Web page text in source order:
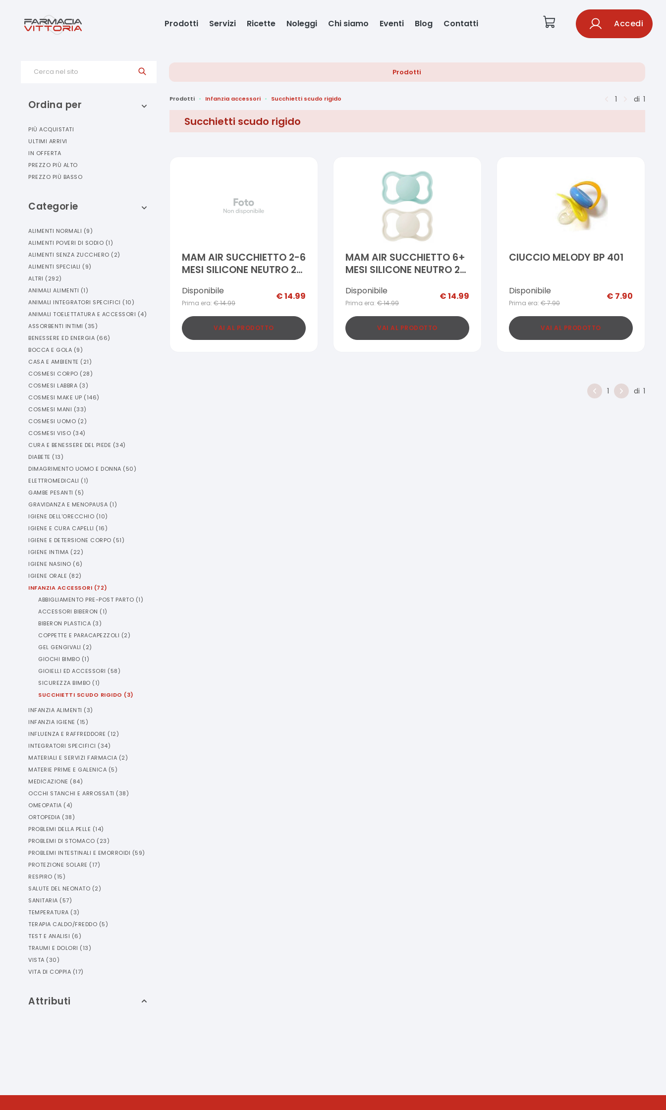
Prodotti Servizi Ricette Noleggi Chi siamo Eventi Blog Contatti Accedi
Cerca nel sito Prodotti
Ordina per
PIÙ ACQUISTATI
ULTIMI ARRIVI
IN OFFERTA
PREZZO PIÙ ALTO
PREZZO PIÙ BASSO
Categorie
ALIMENTI NORMALI (9)
ALIMENTI POVERI DI SODIO (1)
ALIMENTI SENZA ZUCCHERO (2)
ALIMENTI SPECIALI (9)
ALTRI (292)
ANIMALI ALIMENTI (1)
ANIMALI INTEGRATORI SPECIFICI (10)
ANIMALI TOELETTATURA E ACCESSORI (4)
ASSORBENTI INTIMI (35)
BENESSERE ED ENERGIA (66)
BOCCA E GOLA (9)
CASA E AMBIENTE (21)
COSMESI CORPO (28)
COSMESI LABBRA (3)
COSMESI MAKE UP (146)
COSMESI MANI (33)
COSMESI UOMO (2)
COSMESI VISO (34)
CURA E BENESSERE DEL PIEDE (34)
DIABETE (13)
DIMAGRIMENTO UOMO E DONNA (50)
ELETTROMEDICALI (1)
GAMBE PESANTI (5)
GRAVIDANZA E MENOPAUSA (1)
IGIENE DELL'ORECCHIO (10)
IGIENE E CURA CAPELLI (16)
IGIENE E DETERSIONE CORPO (51)
IGIENE INTIMA (22)
IGIENE NASINO (6)
IGIENE ORALE (82)
INFANZIA ACCESSORI (72)
ABBIGLIAMENTO PRE-POST PARTO (1)
ACCESSORI BIBERON (1)
BIBERON PLASTICA (3)
COPPETTE E PARACAPEZZOLI (2)
GEL GENGIVALI (2)
GIOCHI BIMBO (1)
GIOIELLI ED ACCESSORI (58)
SICUREZZA BIMBO (1)
SUCCHIETTI SCUDO RIGIDO (3)
INFANZIA ALIMENTI (3)
INFANZIA IGIENE (15)
INFLUENZA E RAFFREDDORE (12)
INTEGRATORI SPECIFICI (34)
MATERIALI E SERVIZI FARMACIA (2)
MATERIE PRIME E GALENICA (5)
MEDICAZIONE (84)
OCCHI STANCHI E ARROSSATI (38)
OMEOPATIA (4)
ORTOPEDIA (38)
PROBLEMI DELLA PELLE (14)
PROBLEMI DI STOMACO (23)
PROBLEMI INTESTINALI E EMORROIDI (59)
PROTEZIONE SOLARE (17)
RESPIRO (15)
SALUTE DEL NEONATO (2)
SANITARIA (57)
TEMPERATURA (3)
TERAPIA CALDO/FREDDO (5)
TEST E ANALISI (6)
TRAUMI E DOLORI (13)
VISTA (30)
VITA DI COPPIA (17)
Attributi
Prodotti Infanzia accessori Succhietti scudo rigido 1 di 1
Succhietti scudo rigido
MAM AIR SUCCHIETTO 2-6
MESI SILICONE NEUTRO 2
Disponibile
Prima era: €14.99
€14.99
VAI AL PRODOTTO
MAM AIR SUCCHIETTO 6+
MESI SILICONE NEUTRO 2
Disponibile
Prima era: €14.99
€14.99
VAI AL PRODOTTO
CIUCCIO MELODY BP 401
Disponibile
Prima era: €7.90
€ 7.90
VAI AL PRODOTTO
1 di 1